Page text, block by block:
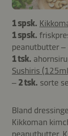
1 spsk.
1 spsk.
peanutbutter –
1 tsk.
Sushiris
– 2 tsk. sorte
Bland
Kikkoman